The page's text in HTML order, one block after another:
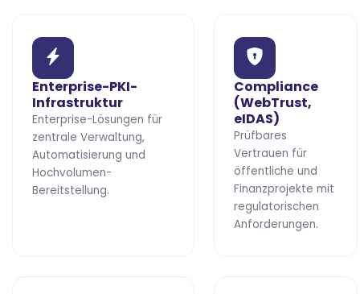
Enterprise-PKI-
Infrastruktur
Enterprise-Lösungen für
zentrale Verwaltung,
Automatisierung und
Hochvolumen-
Bereitstellung.
Compliance
(WebTrust,
eIDAS)
Prüfbares
Vertrauen für
öffentliche und
Finanzprojekte mit
regulatorischen
Anforderungen.